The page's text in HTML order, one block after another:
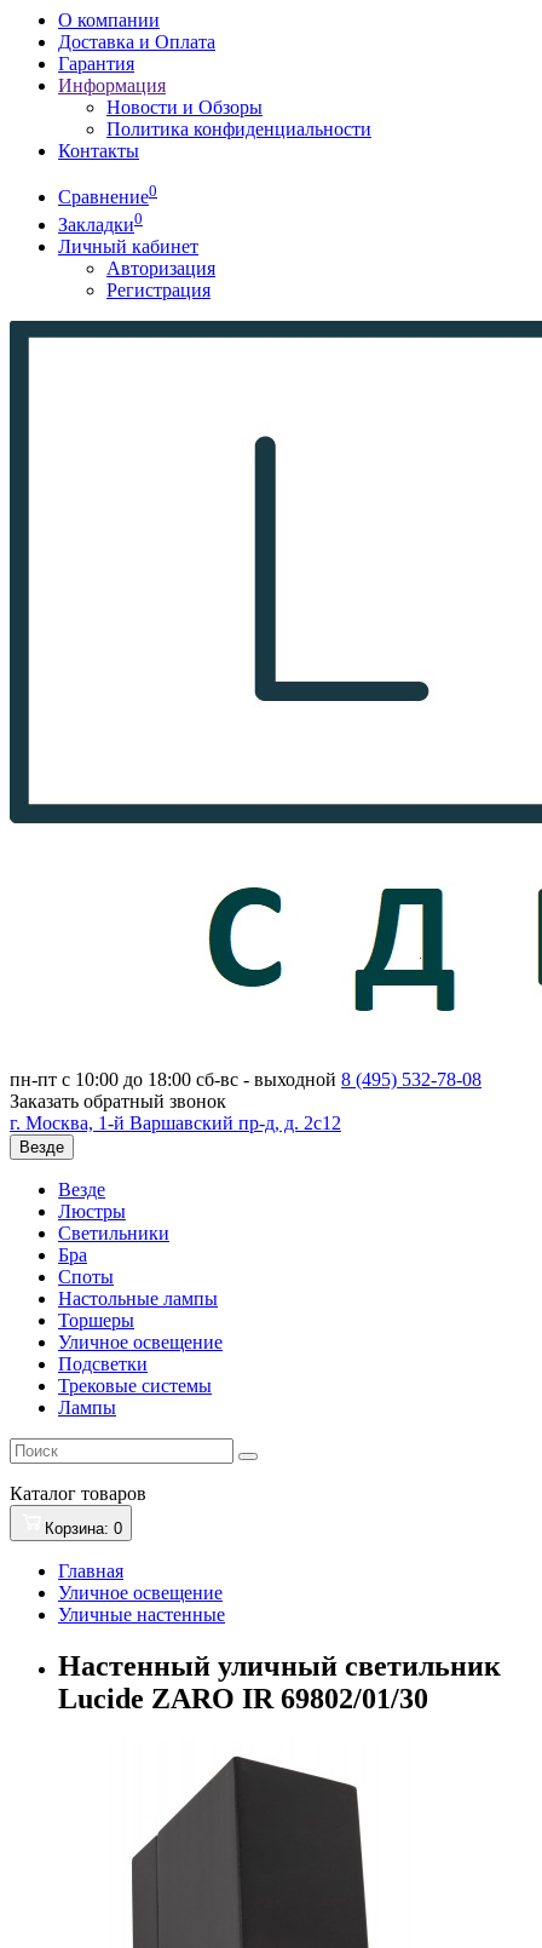
О компании
Доставка и Оплата
Гарантия
Информация
Новости и Обзоры
Политика конфиденциальности
Контакты
Сравнение0
Закладки0
Личный кабинет
Авторизация
Регистрация
пн-пт с 10:00 до 18:00 сб-вс - выходной 8 (495) 532-78-08
Заказать обратный звонок
г. Москва, 1-й Варшавский пр-д, д. 2с12
Везде
Везде
Люстры
Светильники
Бра
Споты
Настольные лампы
Торшеры
Уличное освещение
Подсветки
Трековые системы
Лампы
Каталог товаров
Корзина: 0
Главная
Уличное освещение
Уличные настенные
Настенный уличный светильник
Lucide ZARO IR 69802/01/30